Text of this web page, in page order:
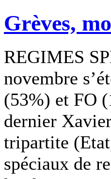
Grèves,
REGIMES
novembre
(53%) et FO
dernier
tripartite
spéciaux de